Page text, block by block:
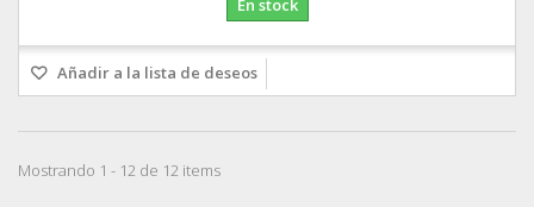
Añadir a la lista de deseos
Mostrando 1 - 12 de 12 items